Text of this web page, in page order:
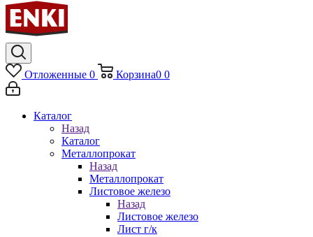
Отложенные 0 Корзина0 0
Каталог
Назад
Каталог
Металлопрокат
Назад
Металлопрокат
Листовое железо
Назад
Листовое железо
Лист г/к